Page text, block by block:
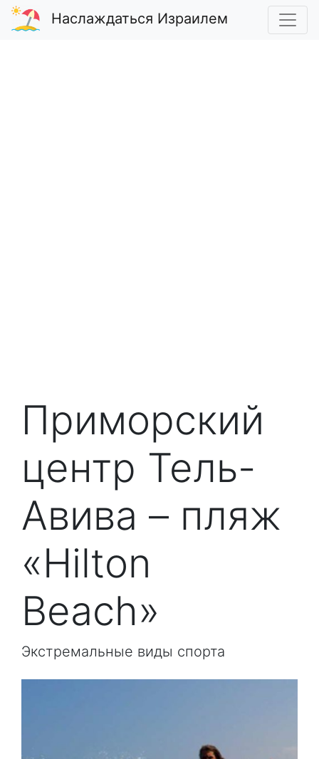
Наслаждаться Израилем
Приморский
центр Тель-
Авива – пляж
«Hilton
Beach»
Экстремальные виды спорта